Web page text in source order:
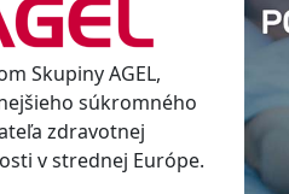
Skupiny AGEL,
súkromného
zdravotnej
v strednej Európe.